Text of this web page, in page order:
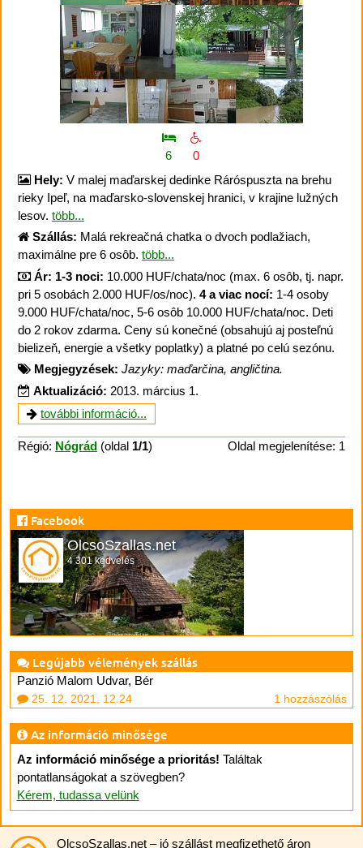
6
0
Hely: V malej maďarskej dedinke Ráróspuszta na brehu
rieky Ipeľ, na maďarsko-slovenskej hranici, v krajine lužných
lesov. több...
Szállás: Malá rekreačná chatka o dvoch podlažiach,
maximálne pre 6 osôb. több...
Ár: 1-3 noci: 10.000 HUF/chata/noc (max. 6 osôb, tj. napr.
pri 5 osobách 2.000 HUF/os/noc). 4 a viac nocí: 1-4 osoby
9.000 HUF/chata/noc, 5-6 osôb 10.000 HUF/chata/noc. Deti
do 2 rokov zdarma. Ceny sú konečné (obsahujú aj posteľnú
bielizeň, energie a všetky poplatky) a platné po celú sezónu.
Megjegyzések: Jazyky: maďarčina, angličtina.
Aktualizáció: 2013. március 1.
további információ...
Régió: Nógrád (oldal 1/1) Oldal megjelenítése: 1
Facebook
OlcsoSzallas.net
4 301 kedvelés
Legújabb vélemények szállás
Panzió Malom Udvar, Bér
25. 12. 2021, 12.24 1 hozzászólás
Az információ minősége
Az információ minősége a prioritás! Találtak
pontatlanságokat a szövegben?
Kérem, tudassa velünk
OlcsoSzallas.net – jó szállást megfizethető áron